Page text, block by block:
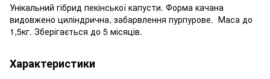
Унікальний гібрид пекінської капусти. Форма качана
видовжено циліндрична, забарвлення пурпурове. Маса до
1,5кг. Зберігається до 5 місяців.
Характеристики